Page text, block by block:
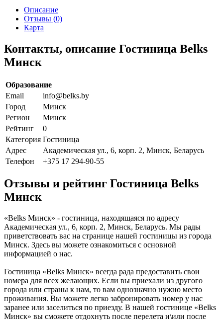
Описание
Отзывы (0)
Карта
Контакты, описание Гостиница Belks
Минск
Образование
Email
info@belks.by
Город
Минск
Регион
Минск
Рейтинг
0
Категория Гостиница
Адрес
Академическая ул., 6, корп. 2, Минск, Беларусь
Телефон
+375 17 294-90-55
Отзывы и рейтинг Гостиница Belks
Минск
«Belks Минск» - гостиница, находящаяся по адресу
Академическая ул., 6, корп. 2, Минск, Беларусь. Мы рады
приветствовать вас на странице нашей гостиницы из города
Минск. Здесь вы можете ознакомиться с основной
информацией о нас.
Гостиница «Belks Минск» всегда рада предоставить свои
номера для всех желающих. Если вы приехали из другого
города или страны к нам, то вам однозначно нужно место
проживания. Вы можете легко забронировать номер у нас
заранее или заселиться по приезду. В нашей гостинице «Belks
Минск» вы сможете отдохнуть после перелета и\или после